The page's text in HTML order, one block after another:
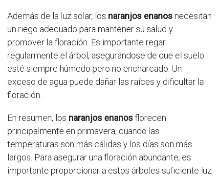
Además de la luz solar, los naranjos enanosnecesitan
un riego adecuado para mantener su salud y
promover la floración. Es importante regar
regularmente el árbol, asegurándose de que el suelo
esté siempre húmedo pero no encharcado. Un
exceso de agua puede dañar las raíces y dificultar la
floración.
En resumen, los naranjos enanosflorecen
principalmente en primavera, cuando las
temperaturas son más cálidas y los días son más
largos. Para asegurar una floración abundante, es
importante proporcionar a estos árboles suficiente luz